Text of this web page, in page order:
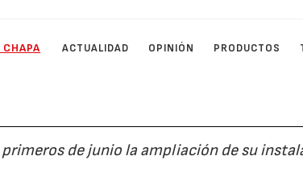
ACTUALIDAD OPINIÓN PRODUCTOS
de junio la ampliación de su